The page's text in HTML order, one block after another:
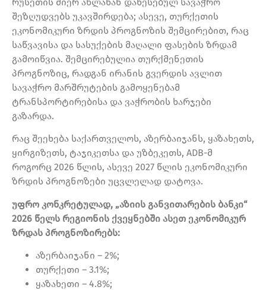
შეზღუდვებს უკავშირდება; ასევე, თურქეთის
ეკონომიკური ზრდის პროგნოზის შემცირებით, რაც
საწვავისა და სასუქების მაღალი ფასების ზრდამ
გამოიწვია. შემცირებულია თურქმენეთის
პროგნოზიც, რადგან ირანის გვერდის ავლით
სავაჭრო მარშრუტების გამოყენებამ
ტრანსპორტირებისა და ვაჭრობის ხარჯები
გაზარდა.
რაც შეეხება საქართველოს, აზერბაიჯანს, ყაზახეთს,
ყირგიზეთს, ტაჯიკეთსა და უზბეკეთს, ADB-მ
როგორც 2026 წლის, ასევე 2027 წლის ეკონომიკური
ზრდის პროგნოზები უცვლელად დატოვა.
უფრო კონკრეტულად, „აზიის განვითარების ბანკი“
2026 წელს რეგიონის ქვეყნებში ასეთ ეკონომიკურ
ზრდას პროგნოზირებს:
აზერბაიჯანი – 2%;
თურქეთი – 3.1%;
ყაზახეთი – 4.8%;